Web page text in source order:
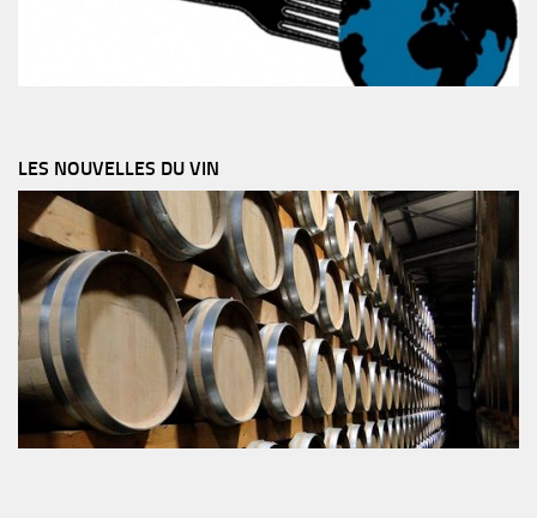
LES NOUVELLES DU VIN